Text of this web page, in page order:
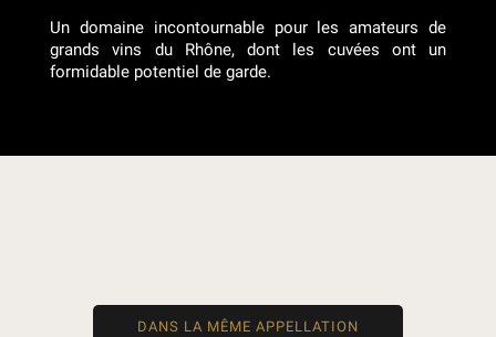
Un domaine incontournable pour les amateurs de
grands vins du Rhône, dont les cuvées ont un
formidable potentiel de garde.
DANS LA MÊME APPELLATION